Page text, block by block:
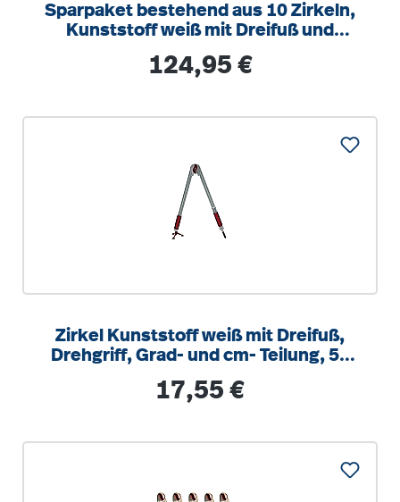
Sparpaket bestehend aus 10 Zirkeln,
Kunststoff weiß mit Dreifuß und
Regulärer Preis:
124,95 €
Zirkel Kunststoff weiß mit Dreifuß,
Drehgriff, Grad- und cm- Teilung, 50
Regulärer Preis:
17,55 €